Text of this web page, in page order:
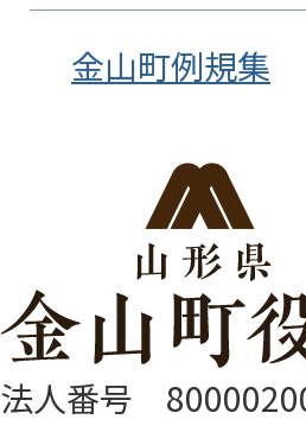
金山町例規集
法人番号